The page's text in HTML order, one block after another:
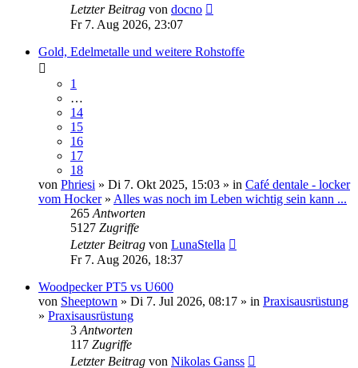
Letzter Beitrag von docno
Fr 7. Aug 2026, 23:07
Gold, Edelmetalle und weitere Rohstoffe
1
…
14
15
16
17
18
von Phriesi » Di 7. Okt 2025, 15:03 » in Café dentale - locker
vom Hocker» Alles was noch im Leben wichtig sein kann ...
265 Antworten
5127 Zugriffe
Letzter Beitrag von LunaStella
Fr 7. Aug 2026, 18:37
Woodpecker PT5 vs U600
von Sheeptown » Di 7. Jul 2026, 08:17 » in Praxisausrüstung
» Praxisausrüstung
3 Antworten
117 Zugriffe
Letzter Beitrag von Nikolas Ganss